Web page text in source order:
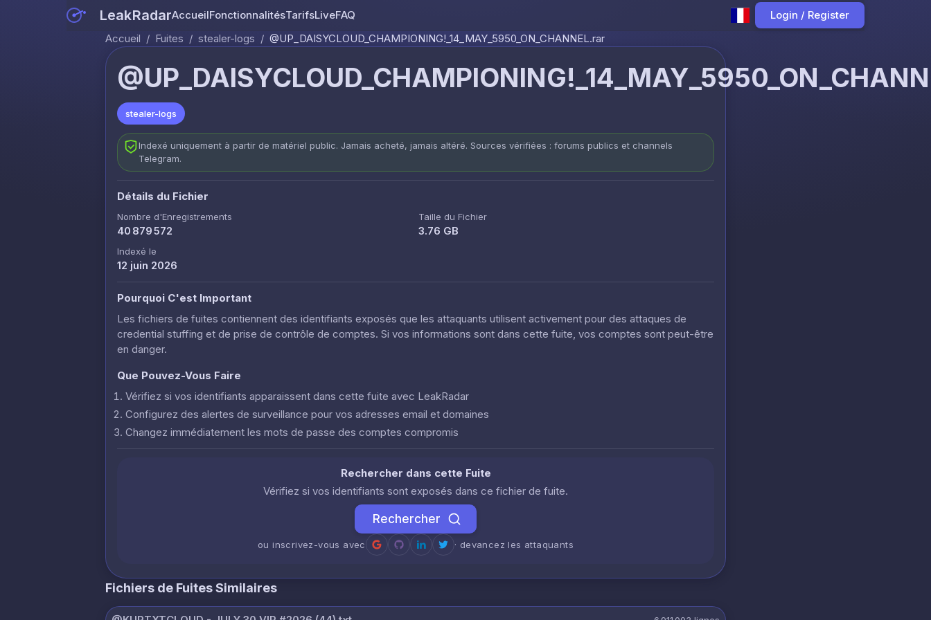
LeakRadarAccueilFonctionnalitésTarifsLiveFAQ
Login / Register
Accueil / Fuites / stealer-logs / @UP_DAISYCLOUD_CHAMPIONING!_14_MAY_5950_ON_CHANNEL.rar
stealer-logs
Indexé uniquement à partir de matériel public. Jamais acheté, jamais altéré. Sources vérifiées : forums publics et channels
Telegram.
Détails du Fichier
Nombre d'Enregistrements
40 879 572
Taille du Fichier
3.76 GB
Indexé le
12 juin 2026
Pourquoi C'est Important
Les fichiers de fuites contiennent des identifiants exposés que les attaquants utilisent activement pour des attaques de
credential stuffing et de prise de contrôle de comptes. Si vos informations sont dans cette fuite, vos comptes sont peut-être
en danger.
Que Pouvez-Vous Faire
Vérifiez si vos identifiants apparaissent dans cette fuite avec LeakRadar
Configurez des alertes de surveillance pour vos adresses email et domaines
Changez immédiatement les mots de passe des comptes compromis
Rechercher dans cette Fuite
Vérifiez si vos identifiants sont exposés dans ce fichier de fuite.
Rechercher
ou inscrivez-vous avec · devancez les attaquants
Fichiers de Fuites Similaires